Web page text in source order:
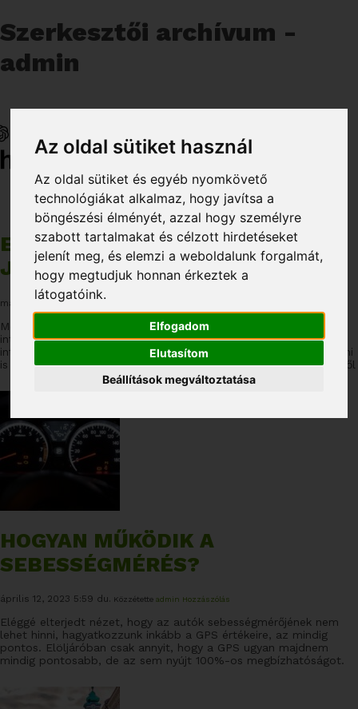
Az oldal sütiket használ
Az oldal sütiket és egyéb nyomkövető
technológiákat alkalmaz, hogy javítsa a
böngészési élményét, azzal hogy személyre
szabott tartalmakat és célzott hirdetéseket
jelenít meg, és elemzi a weboldalunk forgalmát,
hogy megtudjuk honnan érkeztek a
látogatóink.
Elfogadom
Elutasítom
Beállítások megváltoztatása
Szerkesztői archívum -
admin
EZT MONDJA CHATGPT A
JÁRMŰKÖVETÉSRŐL
május 12, 2023 3:34 du.
Mostanában igazán felkapott téma lett a mesterséges
intelligencia, azon belül is a ChatGPT nevű mesterséges
intelligencia. Az alábbiakban megpróbáljuk összefoglalni, hogy mi
is ez, aztán pedig megkérdezzük, mit is gondol a járműkövetésről
HOGYAN MŰKÖDIK A
SEBESSÉGMÉRÉS?
április 12, 2023 5:59 du. Közzétette admin Hozzászólás
Eléggé elterjedt nézet, hogy az autók sebességmérőjének nem
lehet hinni, hagyatkozzunk inkább a GPS értékeire, az mindig
pontos. Elöljáróban csak annyit, hogy a GPS ugyan majdnem
mindig pontosabb, de az sem nyújt 100%-os megbízhatóságot.